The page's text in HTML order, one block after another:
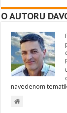
O AUTORU
navedenom